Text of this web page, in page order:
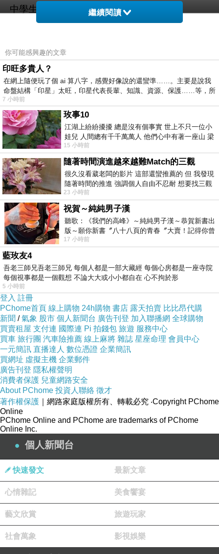
中學生花了半年時間用實驗數據找答案，
最佳煮法是先泡水80分鐘，再煮60分鐘，最後放
脫殼率40%，不會太爛，又保留Q度、嚼勁，口
感最棒。
煮綠豆湯科學實驗VS傳統古早味秘訣
綠豆要泡水60-80分鐘：
1、因綠豆泡水後，綠豆會因為水的滲入而膨
脹，
煮後脫殼率會變低，口感也較佳。
2、種子經過泡水，才能把毒性釋放掉，
所以泡種子的水要倒掉，這樣吃才營養又健
康！
治針眼 宜用清熱解毒藥材入方內服外薰
針眼可配合藥膳茶飲方、外用中藥方調理。中醫
師林文彬表示，常應用清熱、解毒類藥材入方調
養，如金銀花、蒲公英、枳殼等。
林文彬表示，針眼藥膳茶飲方、外用保健方可選
擇包「銀花蒲公英湯」，準備金銀花30克、蒲公
英60克煎15~30分鐘，將藥液分兩次服；藥渣再
加500豪升水煮沸放溫，每天數次薰洗患眼，適
用於眼瞼炎紅腫、疼痛。
還可準備蒲公英60克、野菊花15克。採取水煎
服，每天1劑。頭煎內服，第二劑薰洗患眼，每
天數次，適用於針眼的眼瞼疼痛、充血、水腫。
「瀉火解毒方」需準備生錦紋12克、生枳殼5
克、玄明粉9克。水煎服，每天1劑。可用來改善
此症明顯的熱熾毒。
「三花消毒飲」準備金銀花12克、野菊花15克、
紫花地丁10克、蒲公英10克、連翹10克、白芷
10克以水煎服，每天1劑，用於心脾熱毒上攻症
狀改善。
運動前後30分鐘內忌喝可樂
當你在劇烈的體育運動後，有時會感到腰腿或全
身肌肉酸痛，疲憊不堪，有時還到飢渴難耐。此
時，一杯冰凍可樂，會否成為你的最愛呢？且
慢，你應先瞭解一下，運動時我們能否喝可樂？
繼續閱讀
你可能感興趣的文章
印旺多貴人？
在網上隨便玩了個 ai 算八字，感覺好像說的還蠻準……。主要是說我
命盤結構「印星」太旺，印星代表長輩、知識、資源、保護……等，所
7 小時前
玫事10
江湖上紛紛擾擾 總是沒有個事實 世上不只一位小
娃兒 人間總有千千萬萬人 他們心中有著一座山 梁
山佛山泰華衡恆嵩 一山之高
15 小時前
隨著時間演進越來越難Match的三觀
很久沒看葳老闆的影片 這部還蠻推薦的 但 我發現
隨著時間的推進 強調個人自由不忍耐 想要找三觀
接近的不要說對象 連朋友都超
23 小時前
祝賀～純純男子漢
聽歌：《我們的高峰》～純純男子漢～恭賀新書出
版～願你新書〞八十八頁的青春〞大賣！記得你曾
經在我的版留言…「好讚的圖^^感覺大家
17 小時前
藍玫友4
吾老三師兄吾老三師兄 每個人都是一部大藏經 每個心房都是一座寺院
每個視事都是一個觀想 不論大大或小小都自在 心不拘於形
5 小時前
登入 註冊
PChome首頁 線上購物 24h購物 書店 露天拍賣 比比昂代購
新聞 /氣象 股市 個人新聞台 廣告刊登 加入聯播網 全球購物
買賣租屋 支付連 國際連 Pi 拍錢包 旅遊 服務中心
買車 旅行團 汽車險推薦 線上麻將 雜誌 星座命理 會員中心
一元簡訊 直播達人 數位憑證 企業簡訊
買網址 虛擬主機 企業郵件
廣告刊登 隱私權聲明
消費者保護 兒童網路安全
About PChome 投資人聯絡 徵才
著作權保護 ｜網路家庭版權所有、轉載必究 ‧Copyright PChome
Online
PChome Online and PChome are trademarks of PChome
Online Inc.
個人新聞台
快速發文 最新文章
心情雜記 美食饗宴
藝文欣賞 旅遊玩家
社會萬象 影視娛樂